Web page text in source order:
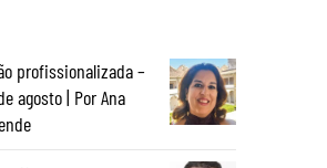
profissionalizada –
agosto | Por Ana